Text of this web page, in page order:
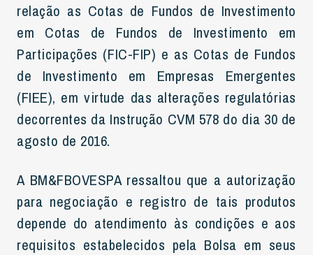
relação as Cotas de Fundos de Investimento
em Cotas de Fundos de Investimento em
Participações (FIC-FIP) e as Cotas de Fundos
de Investimento em Empresas Emergentes
(FIEE), em virtude das alterações regulatórias
decorrentes da Instrução CVM 578 do dia 30 de
agosto de 2016.
A BM&FBOVESPA ressaltou que a autorização
para negociação e registro de tais produtos
depende do atendimento às condições e aos
requisitos estabelecidos pela Bolsa em seus